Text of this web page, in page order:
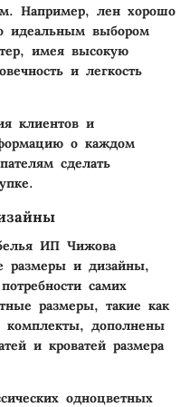
Например, лен хорошо
идеальным выбором
имея высокую
и легкость
клиентов и
о каждом
сделать
ИП Чижова
размеры и дизайны,
самих
размеры, такие как
комплекты, дополнены
и кроватей размера
одноцветных